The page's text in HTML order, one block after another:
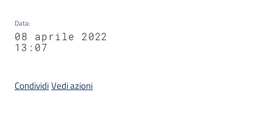
Data:
08 aprile 2022
13:07
CondividiVedi azioni